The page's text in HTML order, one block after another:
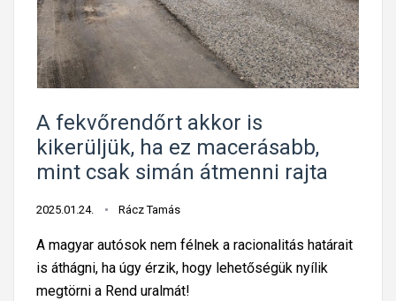
A fekvőrendőrt akkor is
kikerüljük, ha ez macerásabb,
mint csak simán átmenni rajta
2025.01.24. Rácz Tamás
A magyar autósok nem félnek a racionalitás határait
is áthágni, ha úgy érzik, hogy lehetőségük nyílik
megtörni a Rend uralmát!